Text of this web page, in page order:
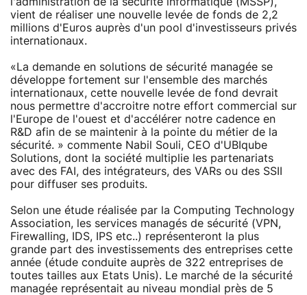
vient de réaliser une nouvelle levée de fonds de 2,2
millions d'Euros auprès d'un pool d'investisseurs privés
internationaux.
«La demande en solutions de sécurité managée se
développe fortement sur l'ensemble des marchés
internationaux, cette nouvelle levée de fond devrait
nous permettre d'accroitre notre effort commercial sur
l'Europe de l'ouest et d'accélérer notre cadence en
R&D afin de se maintenir à la pointe du métier de la
sécurité. » commente Nabil Souli, CEO d'UBIqube
Solutions, dont la société multiplie les partenariats
avec des FAI, des intégrateurs, des VARs ou des SSII
pour diffuser ses produits.
Selon une étude réalisée par la Computing Technology
Association, les services managés de sécurité (VPN,
Firewalling, IDS, IPS etc..) représenteront la plus
grande part des investissements des entreprises cette
année (étude conduite auprès de 322 entreprises de
toutes tailles aux Etats Unis). Le marché de la sécurité
managée représentait au niveau mondial près de 5